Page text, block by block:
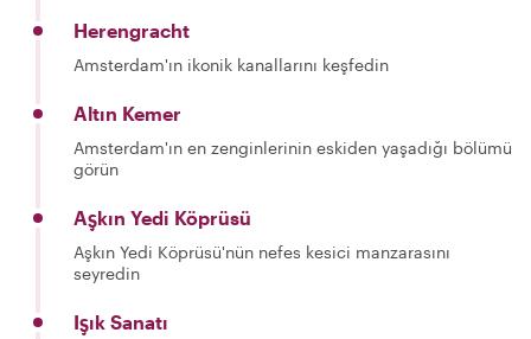
Herengracht
Amsterdam'ın ikonik kanallarını keşfedin
Altın Kemer
Amsterdam'ın en zenginlerinin eskiden yaşadığı bölümü
görün
Aşkın Yedi Köprüsü
Aşkın Yedi Köprüsü'nün nefes kesici manzarasını
seyredin
Işık Sanatı